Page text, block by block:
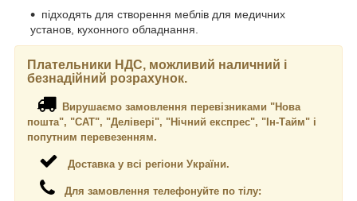
підходять для створення меблів для медичних
установ, кухонного обладнання.
Плательники НДС, можливий наличний і
безнадійний розрахунок.
Вирушаємо замовлення перевізниками "Нова
пошта", "САТ", "Делівері", "Нічний експрес", "Ін-Тайм" і
попутним перевезенням.
Доставка у всі регіони України.
Для замовлення телефонуйте по тілу: